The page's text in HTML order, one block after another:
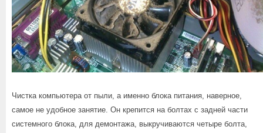
Чистка компьютера от пыли, а именно блока питания, наверное,
самое не удобное занятие. Он крепится на болтах с задней части
системного блока, для демонтажа, выкручиваются четыре болта,